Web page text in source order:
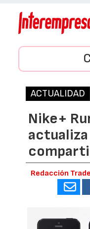
ACTUALIDAD
Nike+
Redacción